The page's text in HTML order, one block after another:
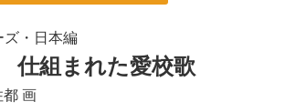
ズ・日本編
仕組まれた愛校歌
都 画